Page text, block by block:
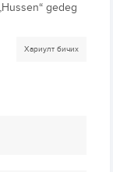
gedeg
Хариулт бичих